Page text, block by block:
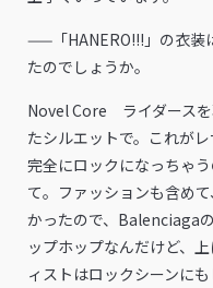
——「HANERO!!!」の衣装
たのでしょうか。
Novel Core ライダースを
たシルエットで。これが
完全にロックになっちゃ
て。ファッションも含め
かったので、Balenciaga
ップホップなんだけど、
ィストはロックシーンに